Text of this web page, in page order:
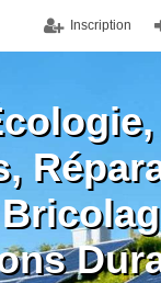
Inscription